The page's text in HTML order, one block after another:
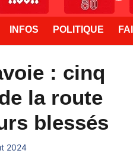
INFOS POLITIQUE
: cinq
la route
blessés
2024